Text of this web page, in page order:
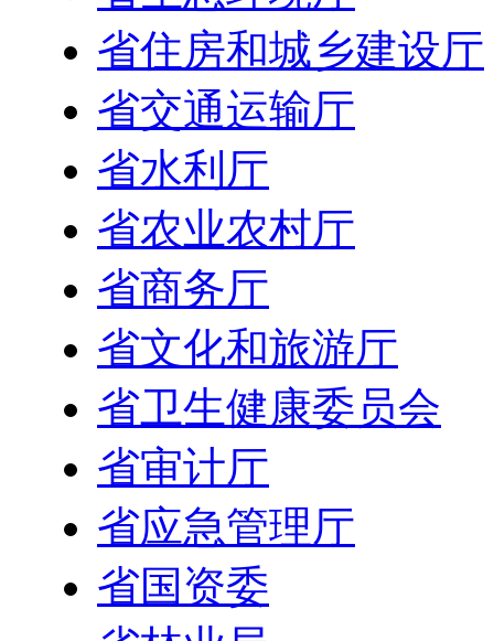
省住房和城乡建设厅
省交通运输厅
省水利厅
省农业农村厅
省商务厅
省文化和旅游厅
省卫生健康委员会
省审计厅
省应急管理厅
省国资委